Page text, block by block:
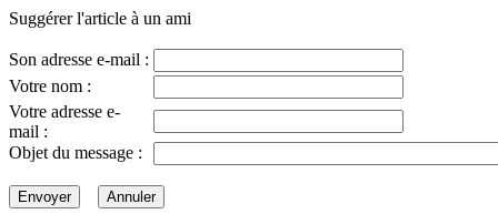
Suggérer l'article à un ami
Son adresse e-mail :
Votre nom :
Votre adresse e-
mail :
Objet du message :